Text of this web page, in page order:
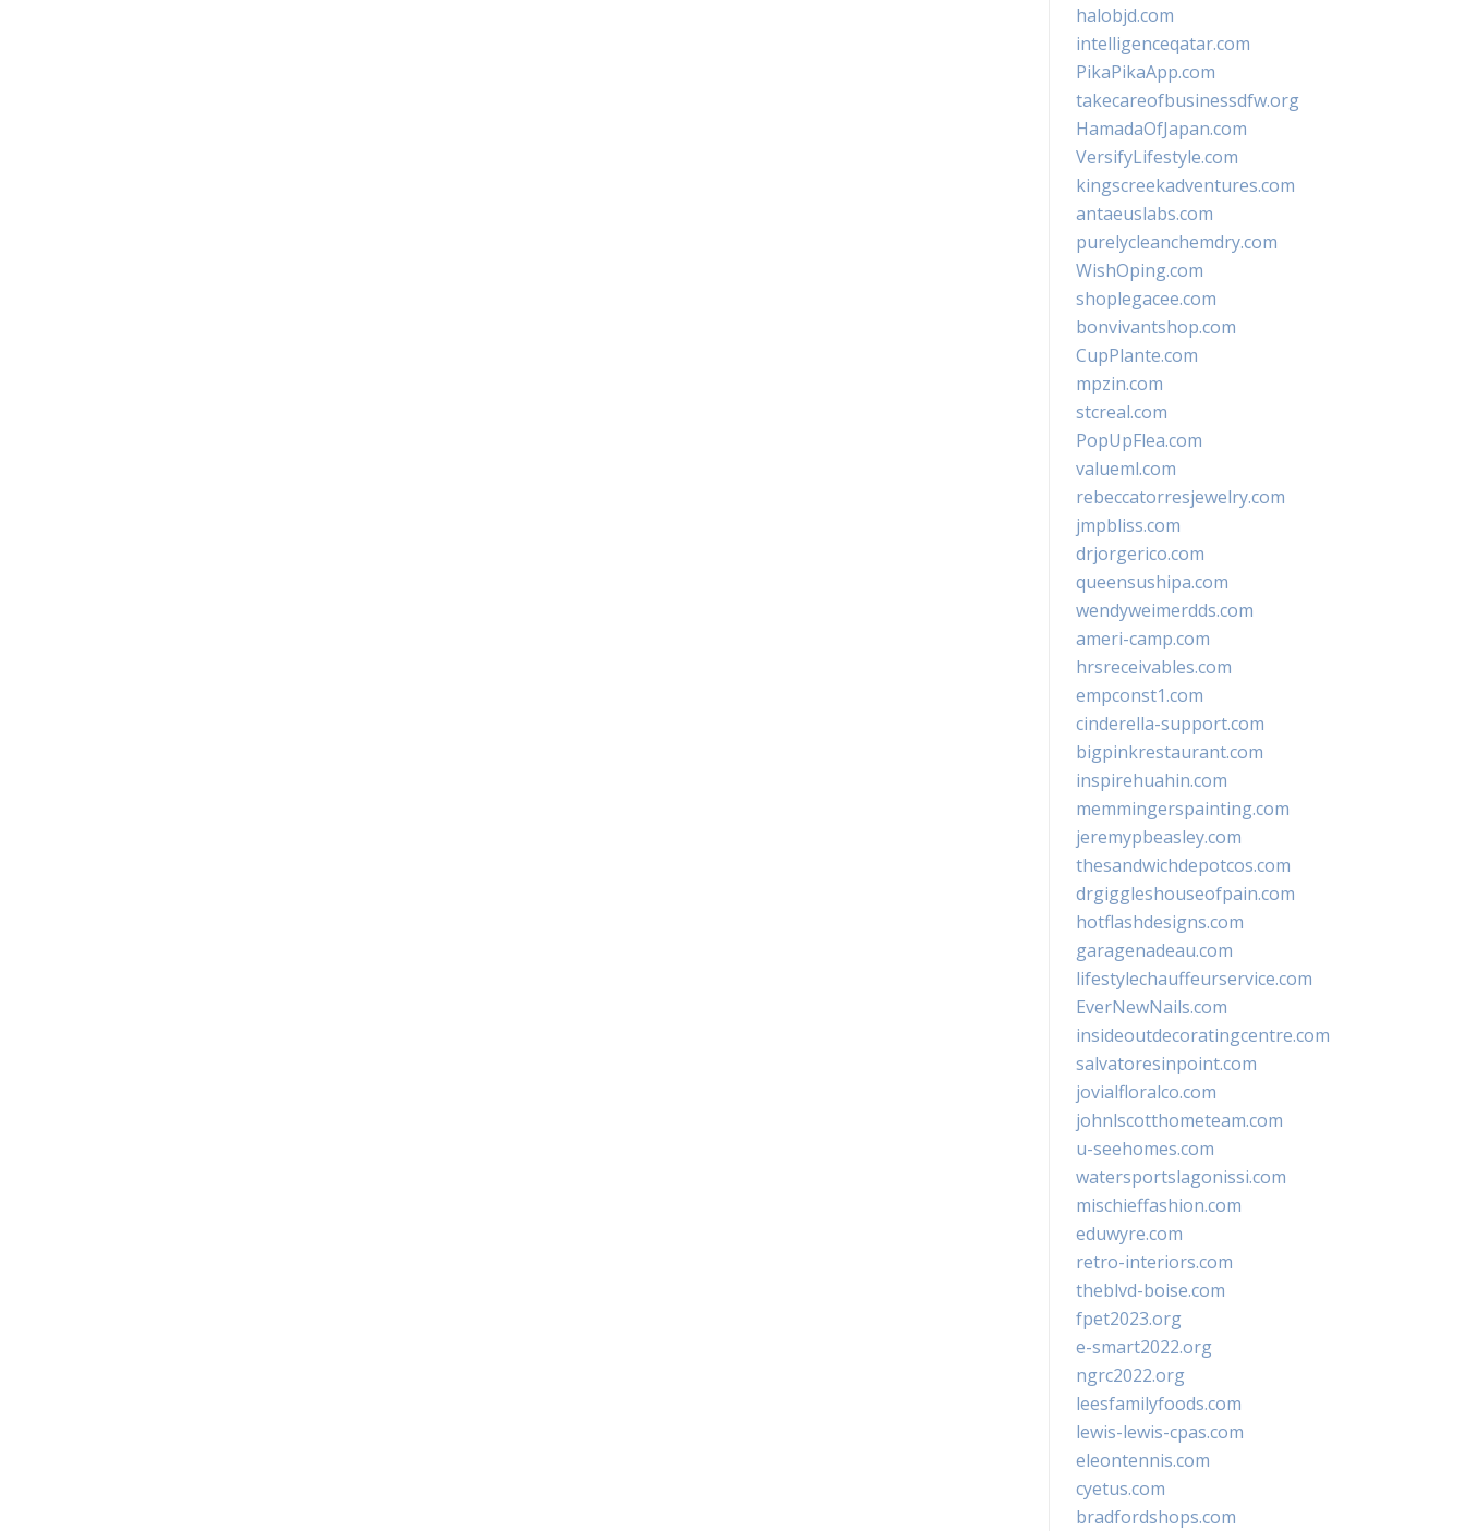
halobjd.com
intelligenceqatar.com
PikaPikaApp.com
takecareofbusinessdfw.org
HamadaOfJapan.com
VersifyLifestyle.com
kingscreekadventures.com
antaeuslabs.com
purelycleanchemdry.com
WishOping.com
shoplegacee.com
bonvivantshop.com
CupPlante.com
mpzin.com
stcreal.com
PopUpFlea.com
valueml.com
rebeccatorresjewelry.com
jmpbliss.com
drjorgerico.com
queensushipa.com
wendyweimerdds.com
ameri-camp.com
hrsreceivables.com
empconst1.com
cinderella-support.com
bigpinkrestaurant.com
inspirehuahin.com
memmingerspainting.com
jeremypbeasley.com
thesandwichdepotcos.com
drgiggleshouseofpain.com
hotflashdesigns.com
garagenadeau.com
lifestylechauffeurservice.com
EverNewNails.com
insideoutdecoratingcentre.com
salvatoresinpoint.com
jovialfloralco.com
johnlscotthometeam.com
u-seehomes.com
watersportslagonissi.com
mischieffashion.com
eduwyre.com
retro-interiors.com
theblvd-boise.com
fpet2023.org
e-smart2022.org
ngrc2022.org
leesfamilyfoods.com
lewis-lewis-cpas.com
eleontennis.com
cyetus.com
bradfordshops.com